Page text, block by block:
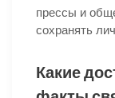
прессы и
сохранять
Какие